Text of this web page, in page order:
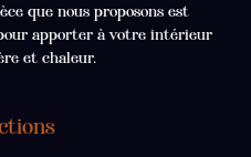
que nous proposons est
apporter à votre intérieur
et chaleur.